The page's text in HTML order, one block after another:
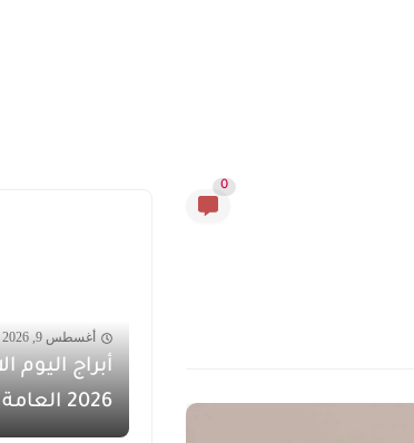
0
أغسطس 9, 2026
2026 العامة في الحب...